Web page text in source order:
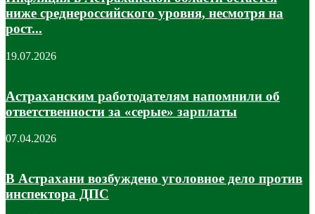
ниже среднероссийского уровня, несмотря на
рост...
19.07.2026
Астраханским работодателям напомнили об
ответственности за «серые» зарплаты
07.04.2026
В Астрахани возбуждено уголовное дело против
инспектора ДПС